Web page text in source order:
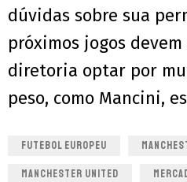
dúvidas sobre sua
próximos jogos
diretoria optar por
peso, como Mancini,
FUTEBOL EUROPEU
MANCHESTER UNITED